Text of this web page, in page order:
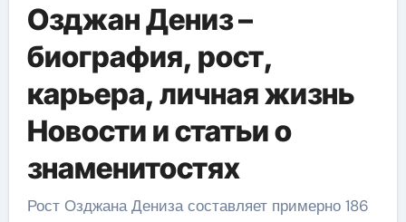
Озджан Дениз –
биография, рост,
карьера, личная жизнь
Новости и статьи о
знаменитостях
Рост Озджана Дениза составляет примерно 186